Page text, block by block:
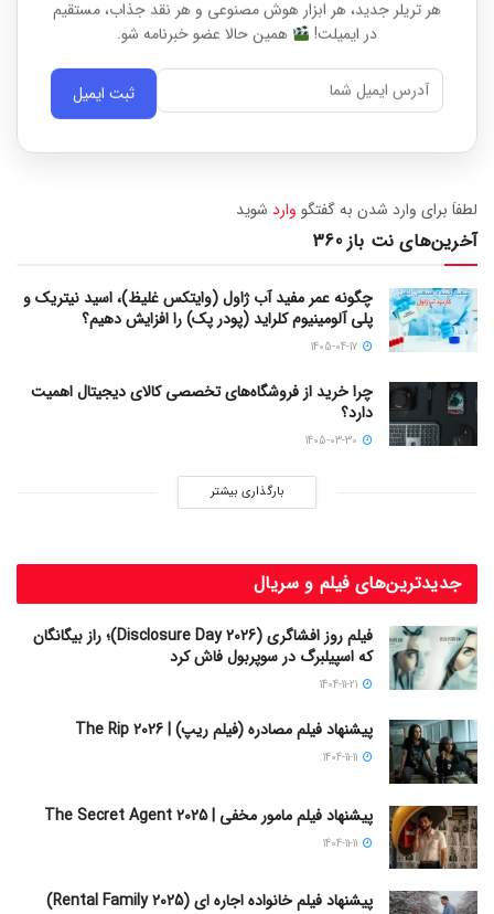
هر تریلر جدید، هر ابزار هوش مصنوعی و هر نقد جذاب، مستقیم
در ایمیلت!
همین حالا عضو خبرنامه شو.
ثبت ایمیل
لطفاَ برای وارد شدن به گفتگو وارد شوید
آخرین‌های نت باز 360
چگونه عمر مفید آب ژاول (وایتکس غلیظ)، اسید نیتریک و
پلی آلومینیوم کلراید (پودر پک) را افزایش دهیم؟
چرا خرید از فروشگاه‌های تخصصی کالای دیجیتال اهمیت
دارد؟
بارگذاری بیشتر
جدیدترین‌های فیلم و سریال
فیلم روز افشاگری (Disclosure Day 2026)؛ راز بیگانگان
که اسپیلبرگ در سوپربول فاش کرد
پیشنهاد فیلم مصادره (فیلم ریپ) | The Rip 2026
پیشنهاد فیلم مامور مخفی | The Secret Agent 2025
پیشنهاد فیلم خانواده اجاره‌ ای (Rental Family 2025)